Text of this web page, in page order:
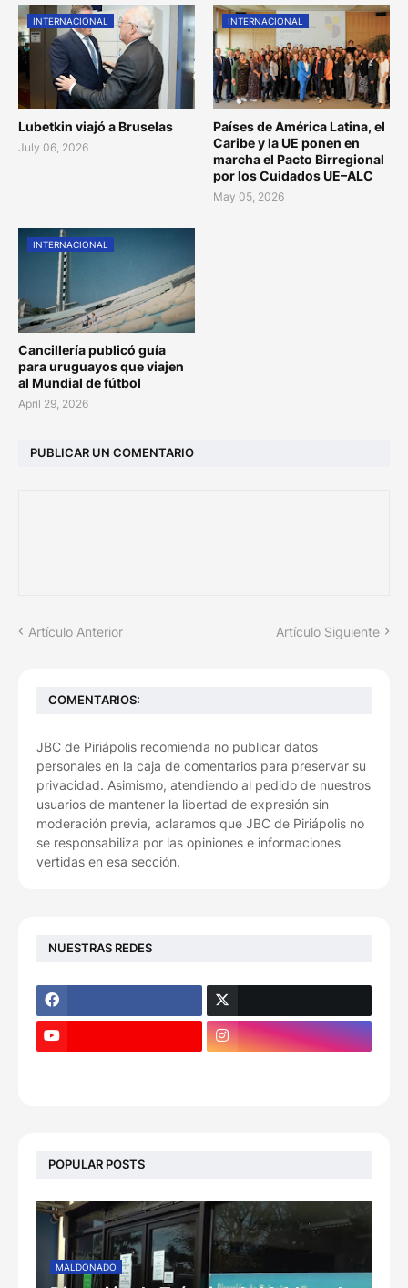
INTERNACIONAL
Lubetkin viajó a Bruselas
July 06, 2026
INTERNACIONAL
Países de América Latina, el
Caribe y la UE ponen en
marcha el Pacto Birregional
por los Cuidados UE–ALC
May 05, 2026
INTERNACIONAL
Cancillería publicó guía
para uruguayos que viajen
al Mundial de fútbol
April 29, 2026
PUBLICAR UN COMENTARIO
Artículo Anterior Artículo Siguiente
COMENTARIOS:
JBC de Piriápolis recomienda no publicar datos
personales en la caja de comentarios para preservar su
privacidad. Asimismo, atendiendo al pedido de nuestros
usuarios de mantener la libertad de expresión sin
moderación previa, aclaramos que JBC de Piriápolis no
se responsabiliza por las opiniones e informaciones
vertidas en esa sección.
NUESTRAS REDES
POPULAR POSTS
MALDONADO